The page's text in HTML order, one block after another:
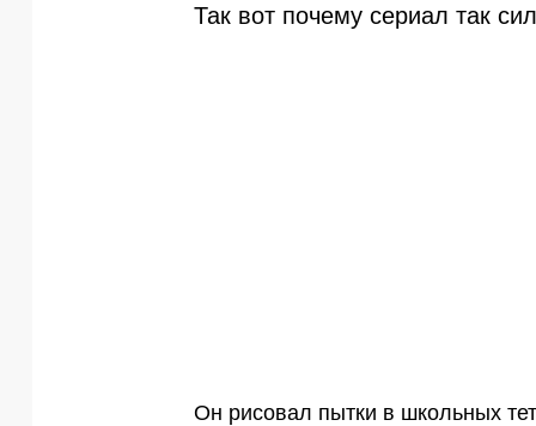
Так вот почему сериал так
Он рисовал пытки в школьных